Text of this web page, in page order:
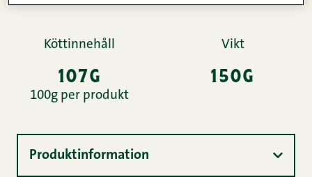
Köttinnehåll
107g
100g per produkt
Vikt
150g
Produktinformation